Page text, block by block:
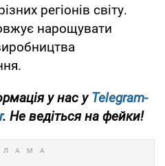
регіонів світу.
нарощувати
у нас уTelegram-
. Не ведіться на фейки!